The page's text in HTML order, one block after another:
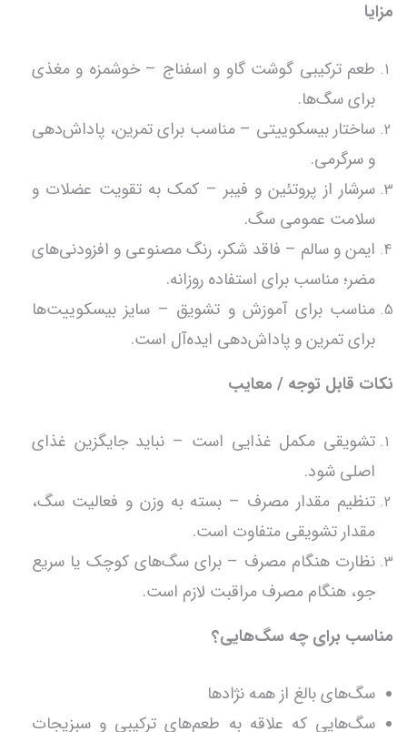
مزایا
طعم ترکیبی گوشت گاو و اسفناج – خوشمزه و مغذی
برای سگ‌ها.
ساختار بیسکوییتی – مناسب برای تمرین، پاداش‌دهی
و سرگرمی.
سرشار از پروتئین و فیبر – کمک به تقویت عضلات و
سلامت عمومی سگ.
ایمن و سالم – فاقد شکر، رنگ مصنوعی و افزودنی‌های
مضر؛ مناسب برای استفاده روزانه.
مناسب برای آموزش و تشویق – سایز بیسکوییت‌ها
برای تمرین و پاداش‌دهی ایده‌آل است.
نکات قابل توجه / معایب
تشویقی مکمل غذایی است – نباید جایگزین غذای
اصلی شود.
تنظیم مقدار مصرف – بسته به وزن و فعالیت سگ،
مقدار تشویقی متفاوت است.
نظارت هنگام مصرف – برای سگ‌های کوچک یا سریع
جو، هنگام مصرف مراقبت لازم است.
مناسب برای چه سگ‌هایی؟
سگ‌های بالغ از همه نژادها
سگ‌هایی که علاقه به طعم‌های ترکیبی و سبزیجات